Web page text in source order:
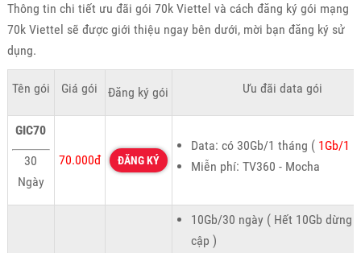
Thông tin chi tiết ưu đãi gói 70k Viettel và cách đăng ký gói mạng
70k Viettel sẽ được giới thiệu ngay bên dưới, mời bạn đăng ký sử
dụng.
Tên gói Giá gói Đăng ký gói Ưu đãi data gói
GIC70
30
Ngày
70.000đ ĐĂNG KÝ
Data: có 30Gb/1 tháng ( 1Gb/1
Miễn phí: TV360 - Mocha
10Gb/30 ngày ( Hết 10Gb dừng
cập )